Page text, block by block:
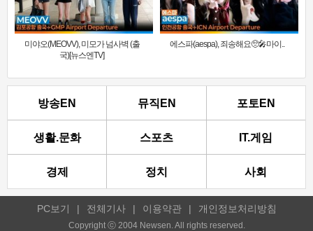
미야오(MEOVV), 미모가 넘사벽 (출
국)[뉴스엔TV]
에스파(aespa), 죄송해요🥺🎤마이..
방송EN 뮤직EN 포토EN
생활.문화 스포츠 IT.게임
경제 정치 사회
PC보기 | 전체기사 | 이용약관 | 개인정보처리방침
Copyright ⓒ 2004 Newsen. All rights reserved.